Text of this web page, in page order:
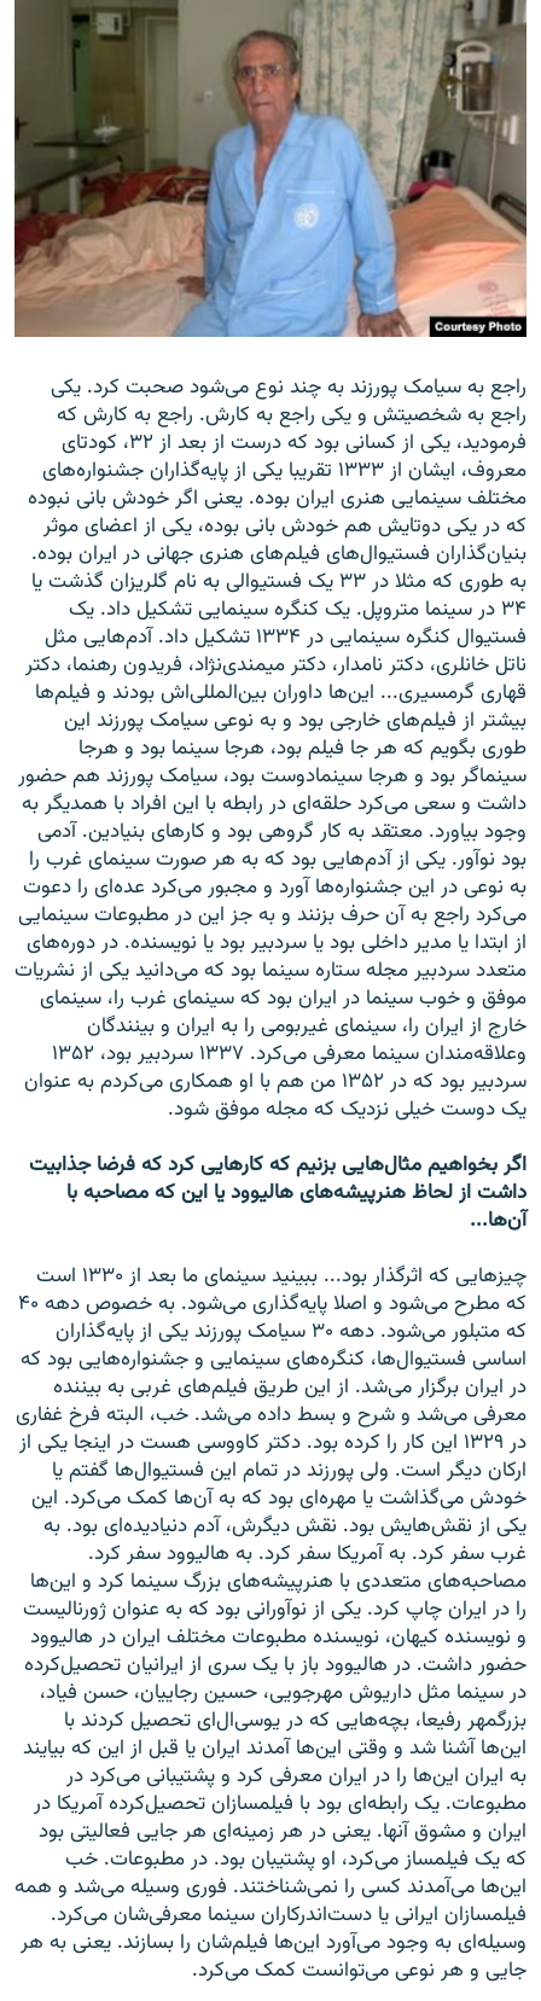
راجع به سیامک پورزند به چند نوع می‌شود صحبت کرد. یکی
راجع به شخصیتش و یکی راجع به کارش. راجع به کارش که
فرمودید، یکی از کسانی بود که درست از بعد از ۳۲، کودتای
معروف، ایشان از ۱۳۳۳ تقریبا یکی از پایه‌گذاران جشنواره‌های
مختلف سینمایی هنری ایران بوده. یعنی اگر خودش بانی نبوده
که در یکی دوتایش هم خودش بانی بوده، یکی از اعضای موثر
بنیان‌گذاران فستیوال‌های فیلم‌های هنری جهانی در ایران بوده.
به طوری که مثلا در ۳۳ یک فستیوالی به نام گلریزان گذشت یا
۳۴ در سینما متروپل. یک کنگره سینمایی تشکیل داد. یک
فستیوال کنگره سینمایی در ۱۳۳۴ تشکیل داد. آدم‌هایی مثل
ناتل خانلری، دکتر نامدار، دکتر میمندی‌نژاد، فریدون رهنما، دکتر
قهاری گرمسیری... این‌ها داوران بین‌المللی‌اش بودند و فیلم‌ها
بیشتر از فیلم‌های خارجی بود و به نوعی سیامک پورزند این
طوری بگویم که هر جا فیلم بود، هرجا سینما بود و هرجا
سینماگر بود و هرجا سینمادوست بود، سیامک پورزند هم حضور
داشت و سعی می‌کرد حلقه‌ای در رابطه با این افراد با همدیگر به
وجود بیاورد. معتقد به کار گروهی بود و کارهای بنیادین. آدمی
بود نوآور. یکی از آدم‌هایی بود که به هر صورت سینمای غرب را
به نوعی در این جشنواره‌ها آورد و مجبور می‌کرد عده‌ای را دعوت
می‌کرد راجع به آن حرف بزنند و به جز این در مطبوعات سینمایی
از ابتدا یا مدیر داخلی بود یا سردبیر بود یا نویسنده. در دوره‌های
متعدد سردبیر مجله ستاره سینما بود که می‌دانید یکی از نشریات
موفق و خوب سینما در ایران بود که سینمای غرب را، سینمای
خارج از ایران را، سینمای غیربومی را به ایران و بینندگان
وعلاقه‌مندان سینما معرفی می‌کرد. ۱۳۳۷ سردبیر بود، ۱۳۵۲
سردبیر بود که در ۱۳۵۲ من هم با او همکاری می‌کردم به عنوان
یک دوست خیلی نزدیک که مجله موفق شود.
اگر بخواهیم مثال‌هایی بزنیم که کارهایی کرد که فرضا جذابیت
داشت از لحاظ هنرپیشه‌های هالیوود یا این که مصاحبه با
آن‌ها...
چیزهایی که اثرگذار بود... ببینید سینمای ما بعد از ۱۳۳۰ است
که مطرح می‌شود و اصلا پایه‌گذاری می‌شود. به خصوص دهه ۴۰
که متبلور می‌شود. دهه ۳۰ سیامک پورزند یکی از پایه‌گذاران
اساسی فستیوال‌ها، کنگره‌های سینمایی و جشنواره‌هایی بود که
در ایران برگزار می‌شد. از این طریق فیلم‌های غربی به بیننده
معرفی می‌شد و شرح و بسط داده می‌شد. خب، البته فرخ غفاری
در ۱۳۲۹ این کار را کرده بود. دکتر کاووسی هست در اینجا یکی از
ارکان دیگر است. ولی پورزند در تمام این فستیوال‌ها گفتم یا
خودش می‌گذاشت یا مهره‌ای بود که به آن‌ها کمک می‌کرد. این
یکی از نقش‌هایش بود. نقش دیگرش، آدم دنیادیده‌ای بود. به
غرب سفر کرد. به آمریکا سفر کرد. به هالیوود سفر کرد.
مصاحبه‌های متعددی با هنرپیشه‌های بزرگ سینما کرد و این‌ها
را در ایران چاپ کرد. یکی از نوآورانی بود که به عنوان ژورنالیست
و نویسنده کیهان، نویسنده مطبوعات مختلف ایران در هالیوود
حضور داشت. در هالیوود باز با یک سری از ایرانیان تحصیل‌کرده
در سینما مثل داریوش مهرجویی، حسین رجاییان، حسن فیاد،
بزرگمهر رفیعا، بچه‌هایی که در یوسی‌ال‌ای تحصیل کردند با
این‌ها آشنا شد و وقتی این‌ها آمدند ایران یا قبل از این که بیایند
به ایران این‌ها را در ایران معرفی کرد و پشتیبانی می‌کرد در
مطبوعات. یک رابطه‌ای بود با فیلمسازان تحصیل‌کرده آمریکا در
ایران و مشوق آنها. یعنی در هر زمینه‌ای هر جایی فعالیتی بود
که یک فیلمساز می‌کرد، او پشتیبان بود. در مطبوعات. خب
این‌ها می‌آمدند کسی را نمی‌شناختند. فوری وسیله می‌شد و همه
فیلمسازان ایرانی یا دست‌اندرکاران سینما معرفی‌شان می‌کرد.
وسیله‌ای به وجود می‌آورد این‌ها فیلم‌شان را بسازند. یعنی به هر
جایی و هر نوعی می‌توانست کمک می‌کرد.